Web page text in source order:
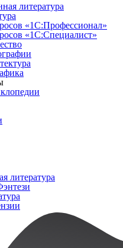
литература
«1С:Профессионал»
«1С:Специалист»
литература